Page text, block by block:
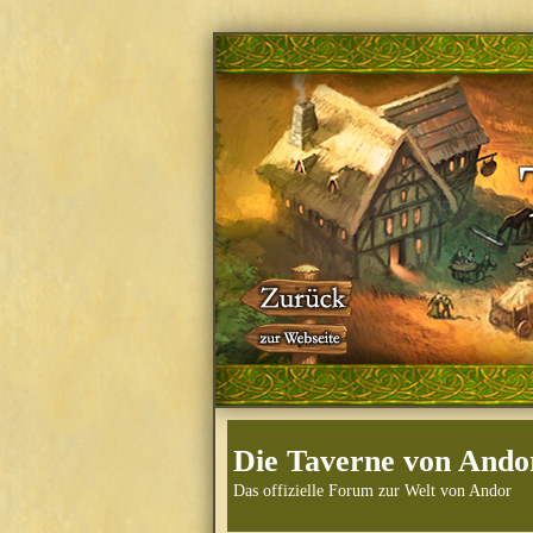
Die Taverne von
Das offizielle Forum zur Welt von Andor